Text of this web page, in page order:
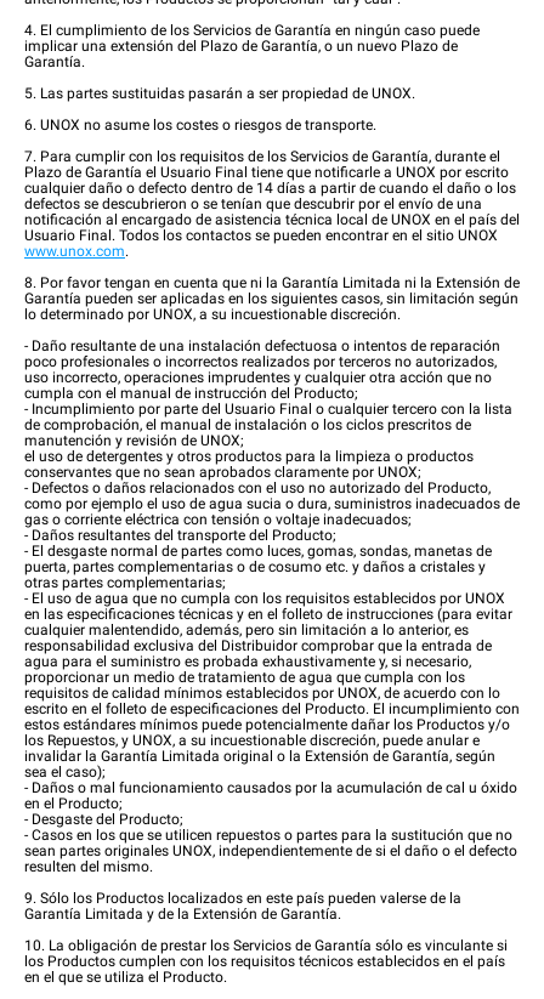
4. El cumplimiento de los Servicios de Garantía en ningún caso puede
implicar una extensión del Plazo de Garantía, o un nuevo Plazo de
Garantía.
5. Las partes sustituidas pasarán a ser propiedad de UNOX.
6. UNOX no asume los costes o riesgos de transporte.
7. Para cumplir con los requisitos de los Servicios de Garantía, durante el
Plazo de Garantía el Usuario Final tiene que notificarle a UNOX por escrito
cualquier daño o defecto dentro de 14 días a partir de cuando el daño o los
defectos se descubrieron o se tenían que descubrir por el envío de una
notificación al encargado de asistencia técnica local de UNOX en el país del
Usuario Final. Todos los contactos se pueden encontrar en el sitio UNOX
www.unox.com.
8. Por favor tengan en cuenta que ni la Garantía Limitada ni la Extensión de
Garantía pueden ser aplicadas en los siguientes casos, sin limitación según
lo determinado por UNOX, a su incuestionable discreción.
- Daño resultante de una instalación defectuosa o intentos de reparación
poco profesionales o incorrectos realizados por terceros no autorizados,
uso incorrecto, operaciones imprudentes y cualquier otra acción que no
cumpla con el manual de instrucción del Producto;
- Incumplimiento por parte del Usuario Final o cualquier tercero con la lista
de comprobación, el manual de instalación o los ciclos prescritos de
manutención y revisión de UNOX;
el uso de detergentes y otros productos para la limpieza o productos
conservantes que no sean aprobados claramente por UNOX;
- Defectos o daños relacionados con el uso no autorizado del Producto,
como por ejemplo el uso de agua sucia o dura, suministros inadecuados de
gas o corriente eléctrica con tensión o voltaje inadecuados;
- Daños resultantes del transporte del Producto;
- El desgaste normal de partes como luces, gomas, sondas, manetas de
puerta, partes complementarias o de cosumo etc. y daños a cristales y
otras partes complementarias;
- El uso de agua que no cumpla con los requisitos establecidos por UNOX
en las especificaciones técnicas y en el folleto de instrucciones (para evitar
cualquier malentendido, además, pero sin limitación a lo anterior, es
responsabilidad exclusiva del Distribuidor comprobar que la entrada de
agua para el suministro es probada exhaustivamente y, si necesario,
proporcionar un medio de tratamiento de agua que cumpla con los
requisitos de calidad mínimos establecidos por UNOX, de acuerdo con lo
escrito en el folleto de especificaciones del Producto. El incumplimiento con
estos estándares mínimos puede potencialmente dañar los Productos y/o
los Repuestos, y UNOX, a su incuestionable discreción, puede anular e
invalidar la Garantía Limitada original o la Extensión de Garantía, según
sea el caso);
- Daños o mal funcionamiento causados por la acumulación de cal u óxido
en el Producto;
- Desgaste del Producto;
- Casos en los que se utilicen repuestos o partes para la sustitución que no
sean partes originales UNOX, independientemente de si el daño o el defecto
resulten del mismo.
9. Sólo los Productos localizados en este país pueden valerse de la
Garantía Limitada y de la Extensión de Garantía.
10. La obligación de prestar los Servicios de Garantía sólo es vinculante si
los Productos cumplen con los requisitos técnicos establecidos en el país
en el que se utiliza el Producto.